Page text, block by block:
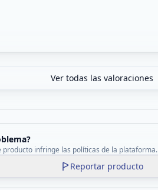
Ver todas las valoraciones
producto infringe las políticas de la plataforma.
Reportar producto